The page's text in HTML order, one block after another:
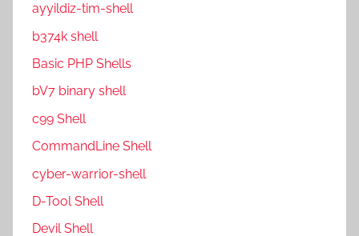
ayyildiz-tim-shell
b374k shell
Basic PHP Shells
bV7 binary shell
c99 Shell
CommandLine Shell
cyber-warrior-shell
D-Tool Shell
Devil Shell